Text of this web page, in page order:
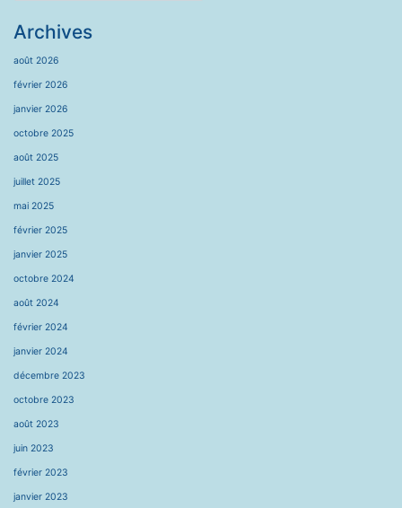
Archives
août 2026
février 2026
janvier 2026
octobre 2025
août 2025
juillet 2025
mai 2025
février 2025
janvier 2025
octobre 2024
août 2024
février 2024
janvier 2024
décembre 2023
octobre 2023
août 2023
juin 2023
février 2023
janvier 2023